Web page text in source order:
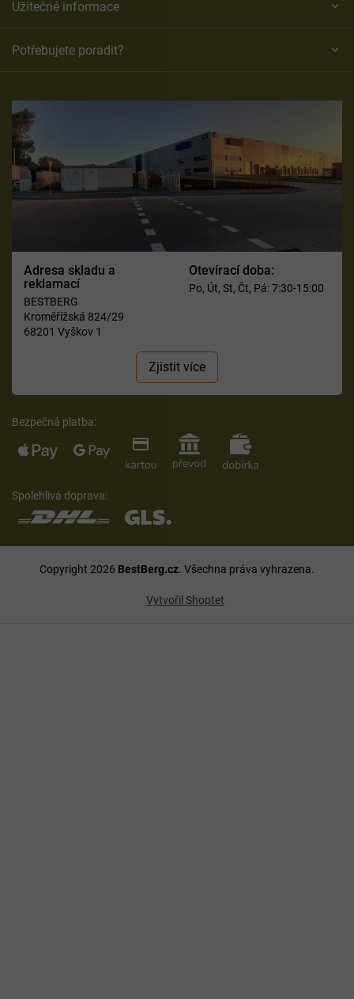
Užitečné informace
Potřebujete poradit?
Adresa skladu a
reklamací
BESTBERG
Kroměřížská 824/29
68201 Vyškov 1
Otevírací doba:
Po, Út, St, Čt, Pá: 7:30-15:00
Zjistit více
Bezpečná platba:
Spolehlivá doprava:
Vytvořil Shoptet
Copyright 2026 BestBerg.cz. Všechna práva vyhrazena.